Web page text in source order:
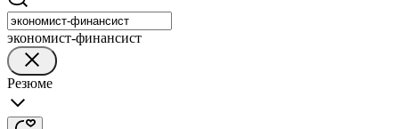
экономист-финансист
Резюме